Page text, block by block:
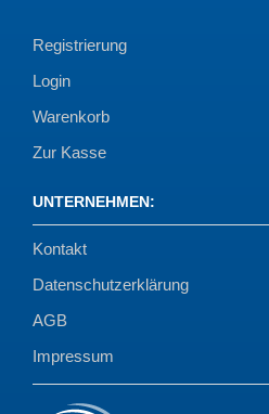
Registrierung
Login
Warenkorb
Zur Kasse
UNTERNEHMEN:
Kontakt
Datenschutzerklärung
AGB
Impressum